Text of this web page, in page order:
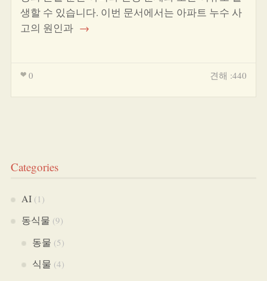
생할 수 있습니다. 이번 문서에서는 아파트 누수 사
고의 원인과 →
0 견해 :440
Categories
AI(1)
동식물 (9)
동물 (5)
식물 (4)